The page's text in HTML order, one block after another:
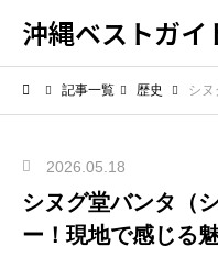
沖縄ベストガイ
記事一覧 歴史 シヌグ
2026.05.18
シヌグ堂バンタ（
ー！現地で感じる